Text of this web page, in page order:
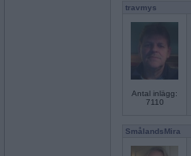
travmys
Antal inlägg:
7110
SmålandsMira